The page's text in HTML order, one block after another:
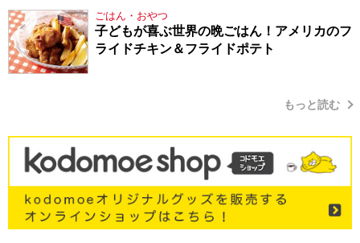
ごはん・おやつ
子どもが喜ぶ世界の晩ごはん！アメリカのフ
ライドチキン＆フライドポテト
もっと読む